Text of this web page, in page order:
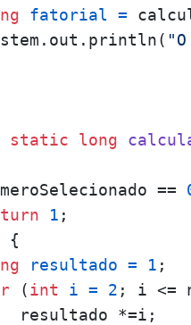
fatorial =
static long
==
1 ;
{
resultado = 1 ;
(int i = 2 ; i <=
resultado *=i;